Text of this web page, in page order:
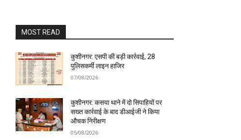
MOST READ
कुशीनगर: एसपी की बड़ी कार्रवाई, 28
पुलिसकर्मी लाइन हाजिर
07/08/2026
कुशीनगर: कसया थाने में दो सिपाहियों पर
सख्त कार्रवाई के बाद डीआईजी ने किया
औचक निरीक्षण
05/08/2026